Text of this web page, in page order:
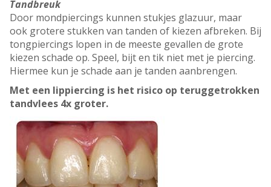
Tandbreuk
Door mondpiercings kunnen stukjes glazuur, maar
ook grotere stukken van tanden of kiezen afbreken. Bij
tongpiercings lopen in de meeste gevallen de grote
kiezen schade op. Speel, bijt en tik niet met je piercing.
Hiermee kun je schade aan je tanden aanbrengen.
Met een lippiercing is het risico op teruggetrokken
tandvlees 4x groter.